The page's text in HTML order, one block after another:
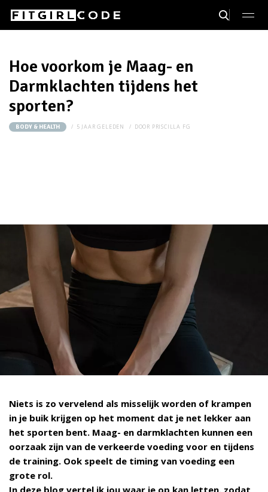
Hoe voorkom je Maag- en
Darmklachten tijdens het
sporten?
BODY & HEALTH 5 JAAR GELEDEN DOOR PRISCILLA FG
Niets is zo vervelend als misselijk worden of krampen
in je buik krijgen op het moment dat je net lekker aan
het sporten bent. Maag- en darmklachten kunnen een
oorzaak zijn van de verkeerde voeding voor en tijdens
de training. Ook speelt de timing van voeding een
grote rol.